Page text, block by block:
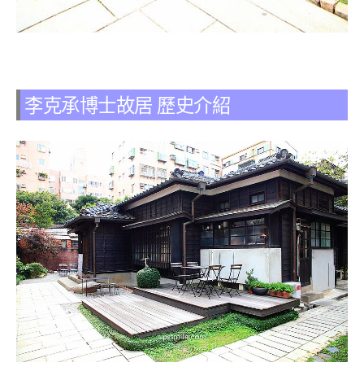
李克承博士故居 歷史介紹